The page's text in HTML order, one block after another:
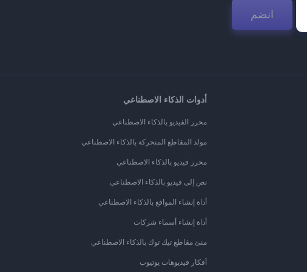
انضم
أدوات الذكاء الاصطناعي
محرر الفيديو بالذكاء الاصطناعي
مولد المقاطع المتحركة بالذكاء الاصطناعي
محرر فيديو بالذكاء الاصطناعي
نص إلى فيديو بالذكاء الاصطناعي
أداة إنشاء المواقع بالذكاء الاصطناعي
أداة إنشاء أسماء شركات
منئ مقاطع تيك توك بالذكاء الاصطناعي
أفكار فيديوهات يوتيوب